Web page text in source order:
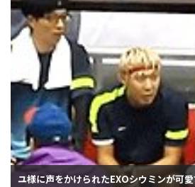
ユ様に声をかけられたEXOシウミンが可